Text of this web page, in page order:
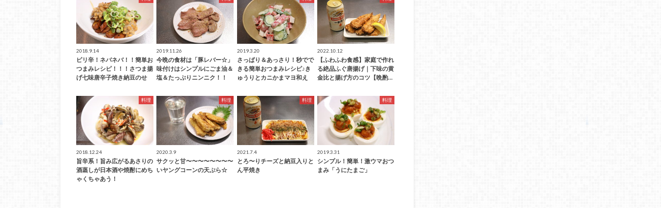
2018.9.14
ピリ辛！ネバネバ！！簡単お
つまみレシピ！！！さつま揚
げ七味唐辛子焼き納豆のせ
2019.11.26
今晩の食材は「豚レバー☆」
味付けはシンプルにごま油＆
塩＆たっぷりニンニク！！
2019.3.20
さっぱり＆あっさり！秒でで
きる簡単おつまみレシピ♪き
ゅうりとカニかまマヨ和え
2022.10.12
【ふわふわ食感】家庭で作れ
る絶品ふぐ唐揚げ｜下味の黄
金比と揚げ方のコツ【晩酌…
料理
2018.12.24
旨辛系！旨み広がるあさりの
酒蒸しが日本酒や焼酎にめち
ゃくちゃあう！
料理
2020.3.9
サクッと甘〜〜〜〜〜〜〜〜
いヤングコーンの天ぷら☆
料理
2021.7.4
とろ〜りチーズと納豆入りと
ん平焼き
料理
2019.3.31
シンプル！簡単！激ウマおつ
まみ「うにたまご」